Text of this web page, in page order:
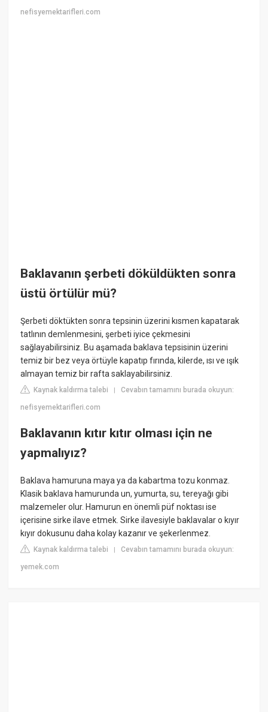
nefisyemektarifleri.com
Baklavanın şerbeti döküldükten sonra
üstü örtülür mü?
Şerbeti döktükten sonra tepsinin üzerini kısmen kapatarak
tatlının demlenmesini, şerbeti iyice çekmesini
sağlayabilirsiniz. Bu aşamada baklava tepsisinin üzerini
temiz bir bez veya örtüyle kapatıp fırında, kilerde, ısı ve ışık
almayan temiz bir rafta saklayabilirsiniz.
Kaynak kaldırma talebi |Cevabın tamamını burada okuyun:
nefisyemektarifleri.com
Baklavanın kıtır kıtır olması için ne
yapmalıyız?
Baklava hamuruna maya ya da kabartma tozu konmaz.
Klasik baklava hamurunda un, yumurta, su, tereyağı gibi
malzemeler olur. Hamurun en önemli püf noktası ise
içerisine sirke ilave etmek. Sirke ilavesiyle baklavalar o kıyır
kıyır dokusunu daha kolay kazanır ve şekerlenmez.
Kaynak kaldırma talebi |Cevabın tamamını burada okuyun:
yemek.com